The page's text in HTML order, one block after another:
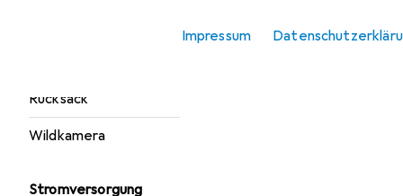
Impressum
Rucksack
Wildkamera
Stromversorgung